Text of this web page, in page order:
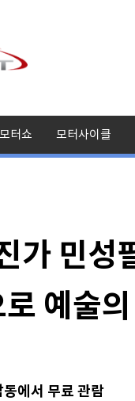
모터쇼 모터사이클
가 민성
로 예술
에서 무료 관람